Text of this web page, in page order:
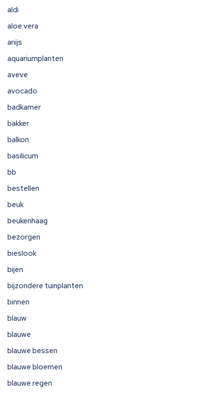
aldi
aloe vera
anijs
aquariumplanten
aveve
avocado
badkamer
bakker
balkon
basilicum
bb
bestellen
beuk
beukenhaag
bezorgen
bieslook
bijen
bijzondere tuinplanten
binnen
blauw
blauwe
blauwe bessen
blauwe bloemen
blauwe regen